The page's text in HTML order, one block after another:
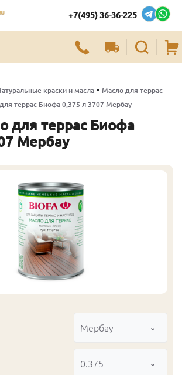
+7(495) 36-36-225
краски и масла - Масло для террас
террас Биофа 0,375 л 3707 Мербау
для террас Биофа
Мербау
Мербау
0.375